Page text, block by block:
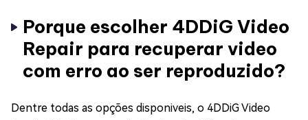
Porque escolher 4DDiG Video
Repair para recuperar video
com erro ao ser reproduzido?
Dentre todas as opções disponiveis, o 4DDiG Video